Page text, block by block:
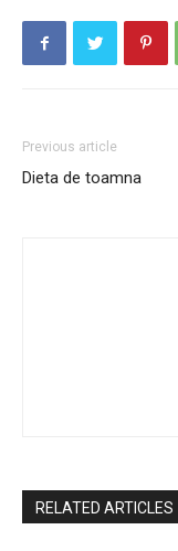
Previous article
Dieta de toamna
RELATED ARTICLES